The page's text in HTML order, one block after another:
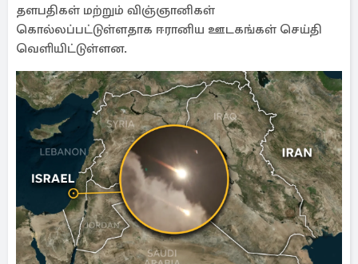
தளபதிகள் மற்றும் விஞ்ஞானிகள்
கொல்லப்பட்டுள்ளதாக ஈரானிய ஊடகங்கள் செய்தி
வெளியிட்டுள்ளன.